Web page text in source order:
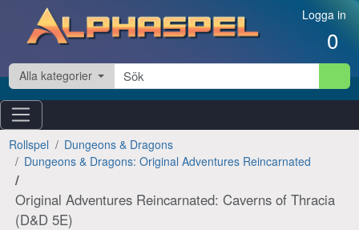
Hoppa till innehåll Logga in
0
Alla kategorier
Rollspel
Dungeons & Dragons
Dungeons & Dragons: Original Adventures Reincarnated
Original Adventures Reincarnated: Caverns of Thracia
(D&D 5E)